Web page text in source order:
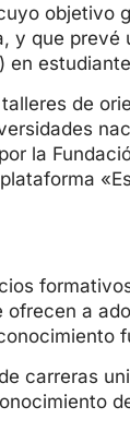
y que
de
la
a
carreras